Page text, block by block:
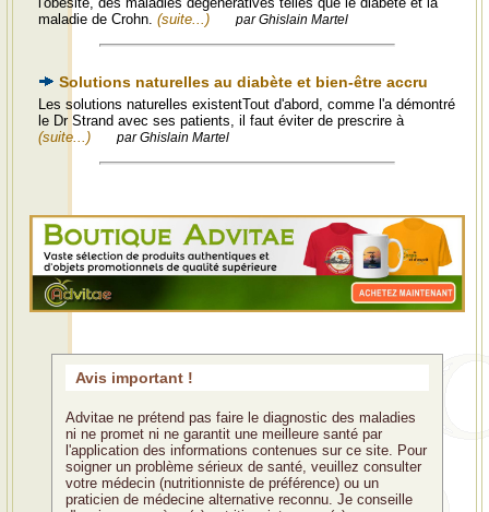
maladie de Crohn. (suite...) par Ghislain Martel
Solutions naturelles au diabète et bien-être accru
Les solutions naturelles existentTout d'abord, comme l'a démontré
le Dr Strand avec ses patients, il faut éviter de prescrire à
(suite...)
par Ghislain Martel
Avis important !
Advitae ne prétend pas faire le diagnostic des maladies
ni ne promet ni ne garantit une meilleure santé par
l'application des informations contenues sur ce site. Pour
soigner un problème sérieux de santé, veuillez consulter
votre médecin (nutritionniste de préférence) ou un
praticien de médecine alternative reconnu. Je conseille